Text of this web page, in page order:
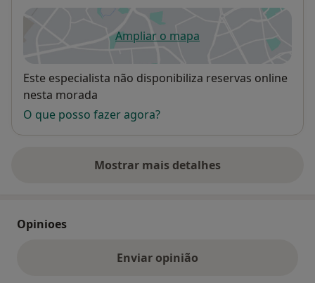
Ampliar o mapaabre num novo separador
Disponibilidade
Este especialista não disponibiliza reservas online
nesta morada
O que posso fazer agora?
Mostrar mais detalhes
sobre o endereço
Opinioes
Enviar opinião